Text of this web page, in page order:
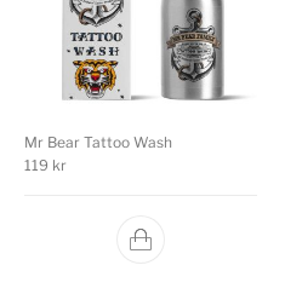
Mr Bear Tattoo Wash
119 kr